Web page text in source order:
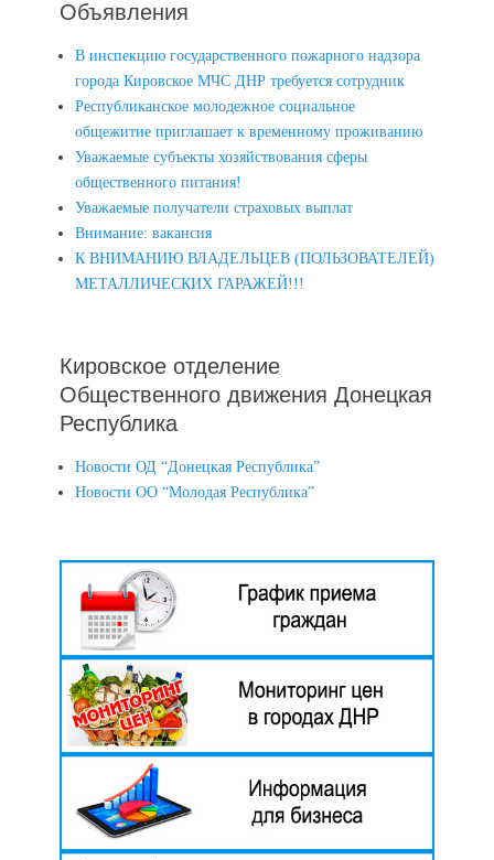
Объявления
В инспекцию государственного пожарного надзора
города Кировское МЧС ДНР требуется сотрудник
Республиканское молодежное социальное
общежитие приглашает к временному проживанию
Уважаемые субъекты хозяйствования сферы
общественного питания!
Уважаемые получатели страховых выплат
Внимание: вакансия
К ВНИМАНИЮ ВЛАДЕЛЬЦЕВ (ПОЛЬЗОВАТЕЛЕЙ)
МЕТАЛЛИЧЕСКИХ ГАРАЖЕЙ!!!
Кировское отделение
Общественного движения Донецкая
Республика
Новости ОД “Донецкая Республика”
Новости ОО “Молодая Республика”